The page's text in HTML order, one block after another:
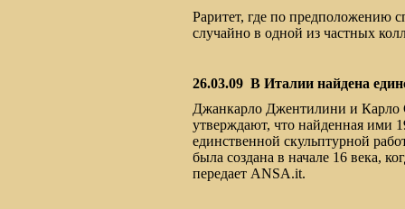
Раритет, где по предположению
случайно в одной из частных
26.03.09 В Италии найдена
Джанкарло Джентилини и Карло
утверждают, что найденная ими
единственной скульптурной
была создана в начале 16 века,
передает ANSA.it.